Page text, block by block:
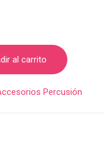
al carrito
Percusión